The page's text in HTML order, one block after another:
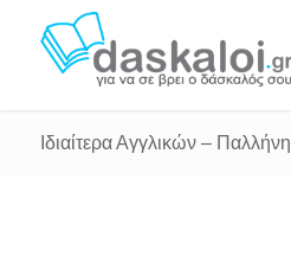
Ιδιαίτερα Αγγλικών – Παλλήνη